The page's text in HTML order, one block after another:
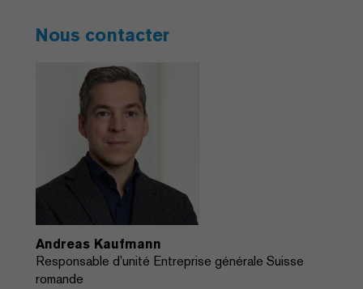
Nous contacter
Andreas Kaufmann
Responsable d’unité Entreprise générale Suisse
romande